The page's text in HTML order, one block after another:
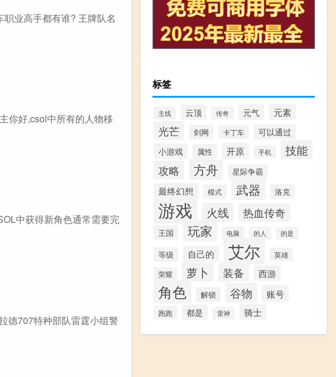
职业高手都有谁? 王牌队名
你好,csol中所有的人物移
中获得新角色通常需要完
德707特种部队雷霆小组警
标签
主线 云顶 传奇 元气 元素
光芒 剑网 卡丁车
可以通过
小游戏
属性 开原 手机 技能
攻略 方舟 星际争霸
最终幻想 模式 武器 洛克
游戏 火线 热血传奇
王国 玩家 电脑 的人 的是
等级 自己的 艾尔
英雄
荣耀
萝卜 装备 西游
角色 解锁 谷物 账号
跑跑 都是 雷神 骑士